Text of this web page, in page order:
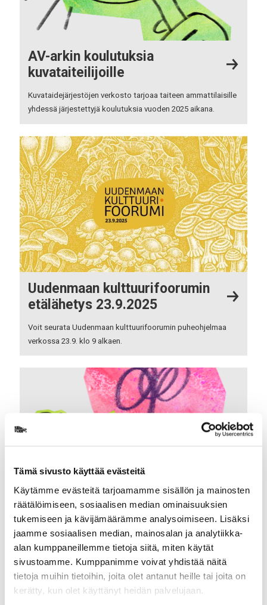
Tämä sivusto käyttää evästeitä
Käytämme evästeitä tarjoamamme sisällön ja mainosten
räätälöimiseen, sosiaalisen median ominaisuuksien
tukemiseen ja kävijämäärämme analysoimiseen. Lisäksi
jaamme sosiaalisen median, mainosalan ja analytiikka-
alan kumppaneillemme tietoja siitä, miten käytät
sivustoamme. Kumppanimme voivat yhdistää näitä
tietoja muihin tietoihin, joita olet antanut heille tai joita on
kerätty, kun olet käyttänyt heidän palvelujaan.
AV-arkin koulutuksia
kuvataiteilijoille
Kuvataidejärjestöjen verkosto tarjoaa taiteen ammattilaisille
yhdessä järjestettyjä koulutuksia vuoden 2025 aikana.
Uudenmaan kulttuurifoorumin
etälähetys 23.9.2025
Voit seurata Uudenmaan kulttuurifoorumin puheohjelmaa
verkossa 23.9. klo 9 alkaen.
Taideopiskelijoiden
puheenvuoroja
Tämän linkin taakse on koottu TaiY:n opiskelijoiden tekstejä
taiteesta ja yhteiskunnasta.